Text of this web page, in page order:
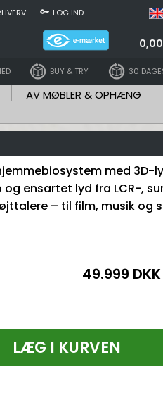
LOG IND
BUY & TRY 30
AV MØBLER & OPHÆNG
med 3D-
ensartet lyd fra LCR-,
– til film, musik og
49.999 DKK
LÆG I KURVEN